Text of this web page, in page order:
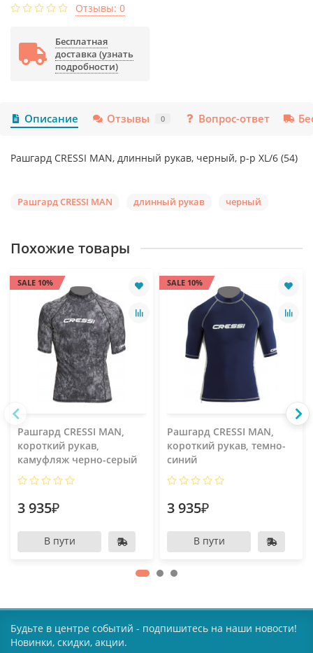
Отзывы: 0
Бесплатная
доставка (узнать
подробности)
Описание Отзывы 0 Вопрос-ответ
Рашгард CRESSI MAN, длинный рукав, черный, р-р XL/6 (54)
Рашгард CRESSI MAN длинный рукав черный
Похожие товары
SALE 10%
Рашгард CRESSI MAN,
короткий рукав,
камуфляж черно-серый
3 935₽
В пути
SALE 10%
Рашгард CRESSI MAN,
короткий рукав, темно-
синий
3 935₽
В пути
Будьте в центре событий - подпишитесь на наши новости!
Новинки, скидки, акции.